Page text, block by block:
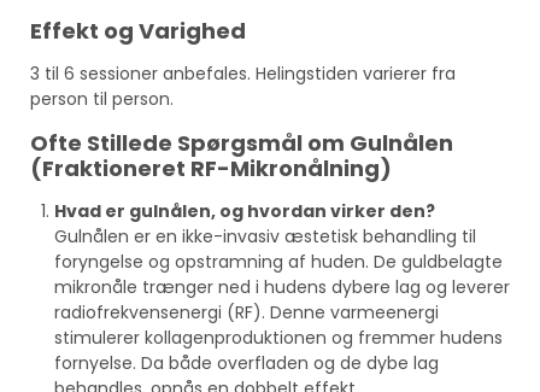
Effekt og Varighed
3 til 6 sessioner anbefales. Helingstiden varierer fra
person til person.
Ofte Stillede Spørgsmål om Gulnålen
(Fraktioneret RF-Mikronålning)
Hvad er gulnålen, og hvordan virker den?
Gulnålen er en ikke-invasiv æstetisk behandling til
foryngelse og opstramning af huden. De guldbelagte
mikronåle trænger ned i hudens dybere lag og leverer
radiofrekvensenergi (RF). Denne varmeenergi
stimulerer kollagenproduktionen og fremmer hudens
fornyelse. Da både overfladen og de dybe lag